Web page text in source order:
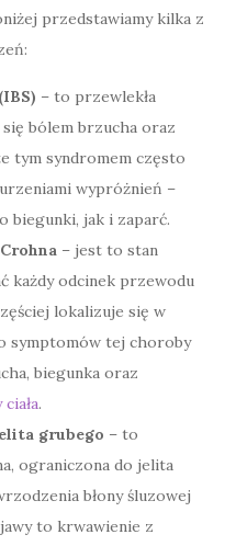
przedstawiamy kilka z
– to przewlekła
bólem brzucha oraz
tym syndromem często
wypróżnień –
biegunki, jak i zaparć.
– jest to stan
każdy odcinek przewodu
lokalizuje się w
symptomów tej choroby
biegunka oraz
.
grubego – to
ograniczona do jelita
błony śluzowej
to krwawienie z